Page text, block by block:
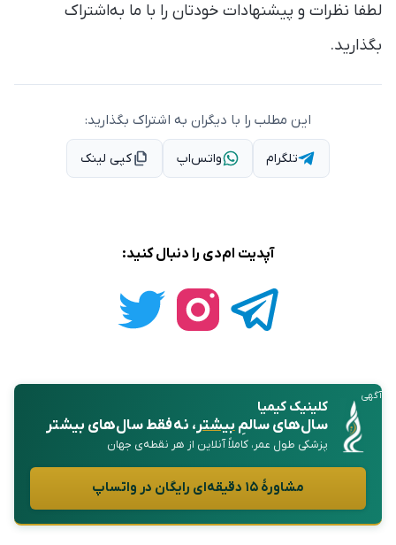
لطفا نظرات و پیشنهادات خودتان را با ما به‌اشتراک
بگذارید.
این مطلب را با دیگران به اشتراک بگذارید:
تلگرام واتس‌اپ کپی لینک
آپدیت ام‌دی را دنبال کنید:
آگهی
کلینیک کیمیا
سال‌های سالمِبیشتر، نه فقط سال‌های بیشتر
پزشکی طول عمر، کاملاً آنلاین از هر نقطه‌ی جهان
مشاورهٔ ۱۵ دقیقه‌ای رایگان در واتساپ